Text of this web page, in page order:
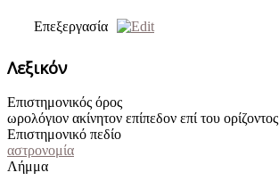
Επεξεργασία
Λεξικόν
Επιστημονικός όρος
ωρολόγιον ακίνητον επίπεδον επί του ορίζοντος
Επιστημονικό πεδίο
αστρονομία
Λήμμα